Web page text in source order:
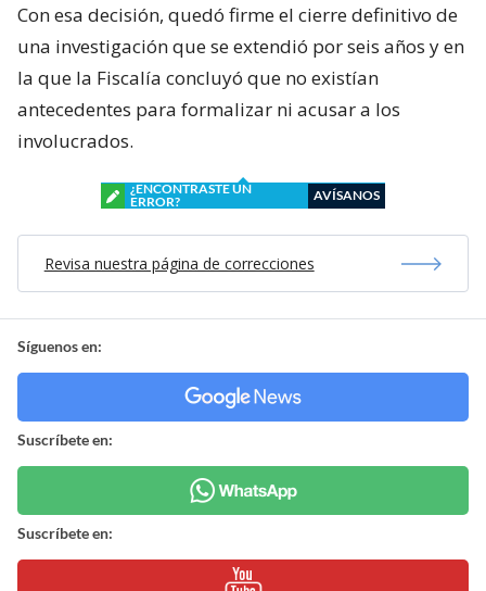
Con esa decisión, quedó firme el cierre definitivo de
una investigación que se extendió por seis años y en
la que la Fiscalía concluyó que no existían
antecedentes para formalizar ni acusar a los
involucrados.
¿ENCONTRASTE UN
ERROR?
AVÍSANOS
Revisa nuestra página de correcciones
Síguenos en:
Suscríbete en:
Suscríbete en: